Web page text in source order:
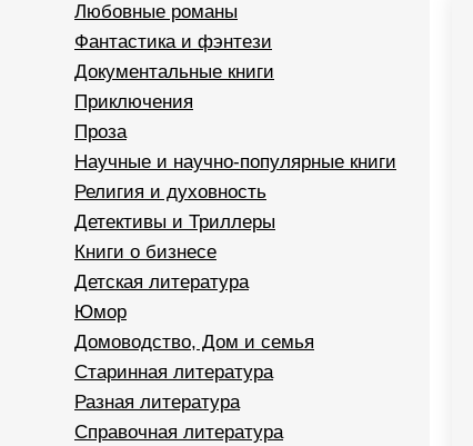
Любовные романы
Фантастика и фэнтези
Документальные книги
Приключения
Проза
Научные и научно-популярные книги
Религия и духовность
Детективы и Триллеры
Книги о бизнесе
Детская литература
Юмор
Домоводство, Дом и семья
Старинная литература
Разная литература
Справочная литература